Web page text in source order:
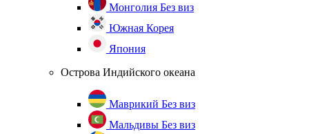
Монголия Без виз
Южная Корея
Япония
Острова Индийского океана
Маврикий Без виз
Мальдивы Без виз